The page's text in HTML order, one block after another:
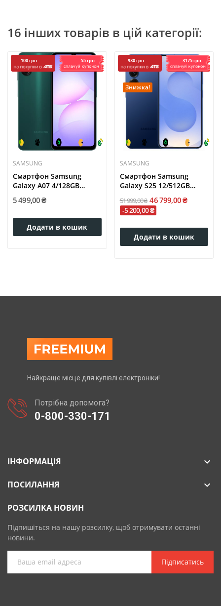
16 інших товарів в цій категорії:
100 грн 55 грн
SAMSUNG
Смартфон Samsung
Galaxy A07 4/128GB
5 499,00 ₴
Додати в кошик
930 грн 3175 грн
Знижка!
SAMSUNG
Смартфон Samsung
Galaxy S25 12/512GB
51 999,00 ₴ 46 799,00 ₴
-5 200,00 ₴
Додати в кошик
Найкраще місце для купівлі електроніки!
Потрібна допомога?
0-800-330-171
ІНФОРМАЦІЯ 
ПОСИЛАННЯ 
РОЗСИЛКА НОВИН
Підпишіться на нашу розсилку, щоб отримувати останні
новини.
Підписатись